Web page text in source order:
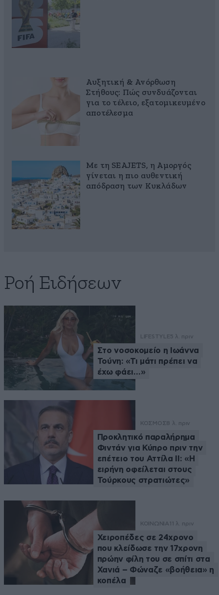
Αυξητική & Ανόρθωση
Στήθους: Πώς συνδυάζονται
για το τέλειο, εξατομικευμένο
αποτέλεσμα
Με τη SEAJETS, η Αμοργός
γίνεται η πιο αυθεντική
απόδραση των Κυκλάδων
Ροή Ειδήσεων
LIFESTYLE5 λ. πριν
Στο νοσοκομείο η Ιωάννα
Τούνη: «Τι μάτι πρέπει να
έχω φάει…»
ΚΟΣΜΟΣ8 λ. πριν
Προκλητικό παραλήρημα
Φιντάν για Κύπρο πριν την
επέτειο του Αττίλα ΙΙ: «Η
ειρήνη οφείλεται στους
Τούρκους στρατιώτες»
ΚΟΙΝΩΝΙΑ 11 λ. πριν
Χειροπέδες σε 24χρονο
που κλείδωσε την 17χρονη
πρώην φίλη του σε σπίτι στα
Χανιά – Φώναζε «βοήθεια» η
κοπέλα